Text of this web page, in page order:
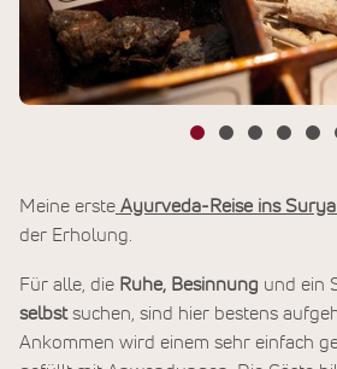
Meine erste Ayurveda-Reise ins
der Erholung.
Für alle, die Ruhe, Besinnung und ein
selbstsuchen, sind hier bestens
Ankommen wird einem sehr einfach